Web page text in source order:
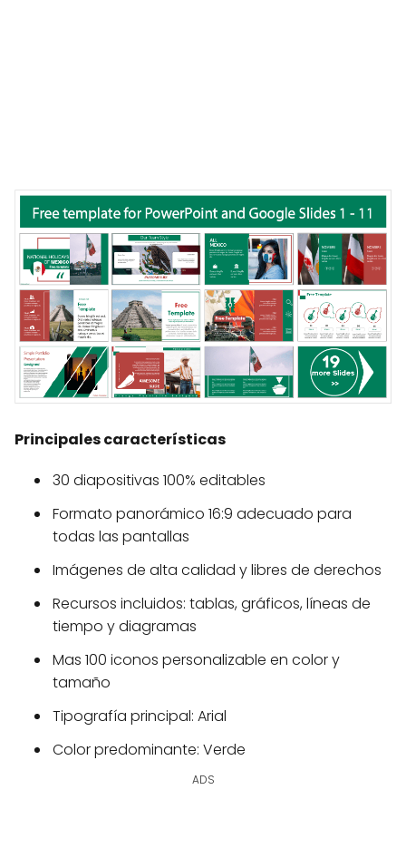
Principales características
30 diapositivas 100% editables
Formato panorámico 16:9 adecuado para
todas las pantallas
Imágenes de alta calidad y libres de derechos
Recursos incluidos: tablas, gráficos, líneas de
tiempo y diagramas
Mas 100 iconos personalizable en color y
tamaño
Tipografía principal: Arial
Color predominante: Verde
ADS